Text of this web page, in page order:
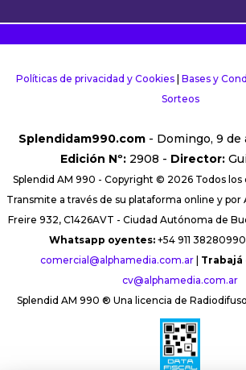
Políticas de privacidad y Cookies| Bases y
Sorteos
Splendidam990.com- Domingo, 9 de
Edición Nº:2908 - Director:
Splendid AM 990 - Copyright © 2026 Todos los
Transmite a través de su plataforma online y por
Freire 932, C1426AVT - Ciudad Autónoma de
Whatsapp oyentes: +54 911 38280990
comercial@alphamedia.com.ar| Trabajá
cv@alphamedia.com.ar
Splendid AM 990 ® Una licencia de